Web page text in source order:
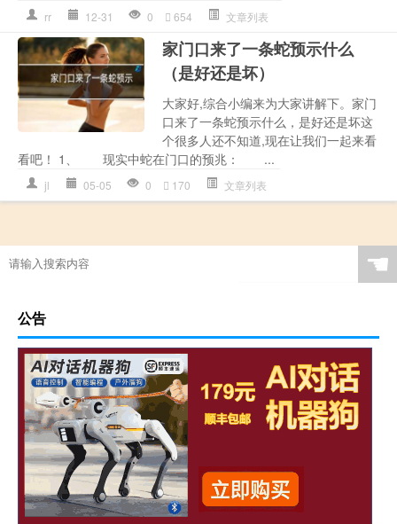
rr 12-31 0 654 文章列表
家门口来了一条蛇预示什么
（是好还是坏）
大家好,综合小编来为大家讲解下。家门
口来了一条蛇预示什么，是好还是坏这
个很多人还不知道,现在让我们一起来看
看吧！ 1、 现实中蛇在门口的预兆： ...
jl 05-05 0 170 文章列表
☚
公告